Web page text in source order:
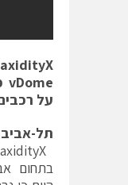
vDome
על
בתחום